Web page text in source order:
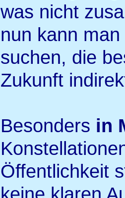
was nicht
nun kann
suchen, die
Zukunft
Besonders in
Öffentlichkeit